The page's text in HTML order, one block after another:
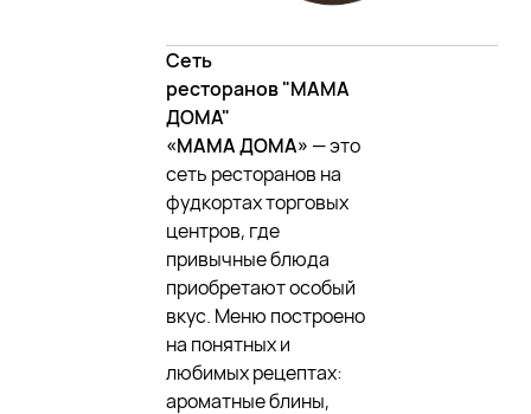
Сеть
ресторанов"МАМА
ДОМА"
«МАМА ДОМА» — это
сеть ресторанов на
фудкортах торговых
центров, где
привычные блюда
приобретают особый
вкус. Меню построено
на понятных и
любимых рецептах:
ароматные блины,